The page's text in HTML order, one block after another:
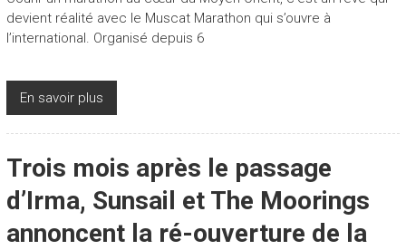
devient réalité avec le Muscat Marathon qui s’ouvre à
l’international. Organisé depuis 6
En savoir plus
Trois mois après le passage
d’Irma, Sunsail et The Moorings
annoncent la ré-ouverture de la